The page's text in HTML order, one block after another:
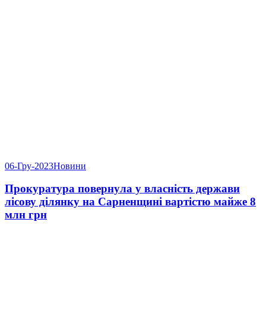
06-Гру-2023Новини
Прокуратура повернула у власність держави
лісову ділянку на Сарненщині вартістю майже 8
млн грн